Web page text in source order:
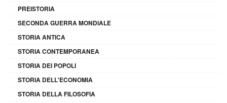
PREISTORIA
SECONDA GUERRA MONDIALE
STORIA ANTICA
STORIA CONTEMPORANEA
STORIA DEI POPOLI
STORIA DELL'ECONOMIA
STORIA DELLA FILOSOFIA